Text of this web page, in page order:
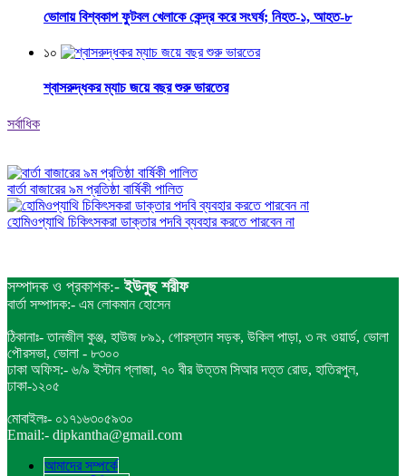
ভোলায় বিশ্বকাপ ফুটবল খেলাকে কেন্দ্র করে সংঘর্ষ; নিহত-১, আহত-৮
১০
শ্বাসরুদ্ধকর ম্যাচ জয়ে বছর শুরু ভারতের
সর্বাধিক
বার্তা বাজারের ৯ম প্রতিষ্ঠা বার্ষিকী পালিত
হোমিওপ্যাথি চিকিৎসকরা ডাক্তার পদবি ব্যবহার করতে পারবেন না
সম্পাদক ও প্রকাশক:-ইউনুছ শরীফ
বার্তা সম্পাদক:- এম লোকমান হোসেন
ঠিকানাঃ- তানজীল কুঞ্জ, হাউজ ৮৯১, গোরস্তান সড়ক, উকিল পাড়া, ৩ নং ওয়ার্ড, ভোলা
পৌরসভা, ভোলা - ৮৩০০
ঢাকা অফিস:- ৬/৯ ইস্টান প্লাজা, ৭০ বীর উত্তম সিআর দত্ত রোড, হাতিরপুল,
ঢাকা-১২০৫
মোবাইলঃ- ০১৭১৬৩০৫৯৩০
Email:- dipkantha@gmail.com
আমাদের সম্পর্কে